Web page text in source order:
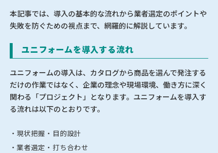
本記事では、導入の基本的な流れから業者選定のポイントや
失敗を防ぐための視点まで、網羅的に解説しています。
ユニフォームを導入する流れ
ユニフォームの導入は、カタログから商品を選んで発注する
だけの作業ではなく、企業の理念や現場環境、働き方に深く
関わる「プロジェクト」となります。ユニフォームを導入す
る流れは以下のとおりです。
現状把握・目的設計
業者選定・打ち合わせ